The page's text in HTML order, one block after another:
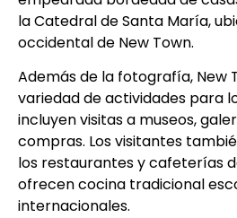
la Catedral de Santa María,
occidental de New Town.
Además de la fotografía, New
variedad de actividades para
incluyen visitas a museos,
compras. Los visitantes
los restaurantes y cafeterías
ofrecen cocina tradicional
internacionales.